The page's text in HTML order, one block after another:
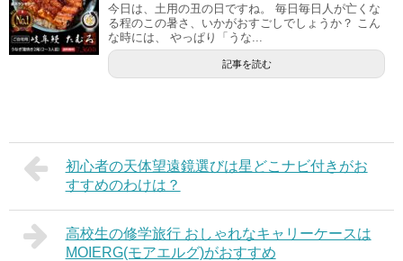
今日は、土用の丑の日ですね。 毎日毎日人が亡くな
る程のこの暑さ、いかがおすごしでしょうか？ こん
な時には、 やっぱり「うな...
記事を読む
初心者の天体望遠鏡選びは星どこナビ付きがお
すすめのわけは？
高校生の修学旅行 おしゃれなキャリーケースは
MOIERG(モアエルグ)がおすすめ